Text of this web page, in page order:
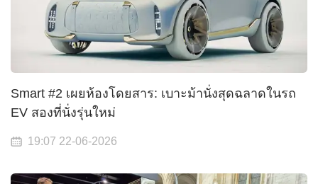
Smart #2 เผยห้องโดยสาร: เบาะม้านั่งสุดฉลาดในรถ
EV สองที่นั่งรุ่นใหม่
19:07 22-06-2026